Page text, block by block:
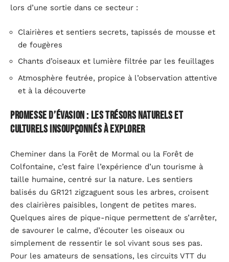
lors d’une sortie dans ce secteur :
Clairières et sentiers secrets, tapissés de mousse et
de fougères
Chants d’oiseaux et lumière filtrée par les feuillages
Atmosphère feutrée, propice à l’observation attentive
et à la découverte
Promesse d’évasion : les trésors naturels et
culturels insoupçonnés à explorer
Cheminer dans la Forêt de Mormal ou la Forêt de
Colfontaine, c’est faire l’expérience d’un tourisme à
taille humaine, centré sur la nature. Les sentiers
balisés du GR121 zigzaguent sous les arbres, croisent
des clairières paisibles, longent de petites mares.
Quelques aires de pique-nique permettent de s’arrêter,
de savourer le calme, d’écouter les oiseaux ou
simplement de ressentir le sol vivant sous ses pas.
Pour les amateurs de sensations, les circuits VTT du